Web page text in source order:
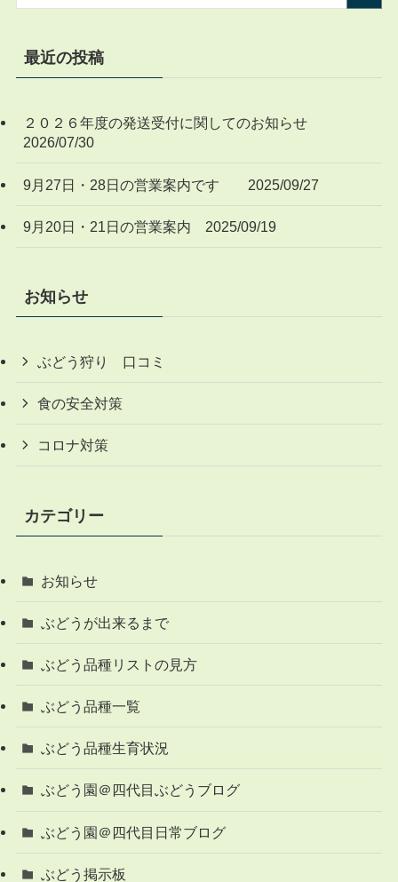
最近の投稿
２０２６年度の発送受付に関してのお知らせ
2026/07/30
9月27日・28日の営業案内です 2025/09/27
9月20日・21日の営業案内 2025/09/19
お知らせ
ぶどう狩り 口コミ
食の安全対策
コロナ対策
カテゴリー
お知らせ
ぶどうが出来るまで
ぶどう品種リストの見方
ぶどう品種一覧
ぶどう品種生育状況
ぶどう園＠四代目ぶどうブログ
ぶどう園＠四代目日常ブログ
ぶどう掲示板